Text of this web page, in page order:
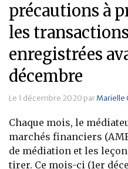
précautions à
les
enregistrées
décembre
Le 1 décembre 2020 parMarielle
Chaque mois, le
marchés financiers
de médiation et les
tirer. Ce mois-ci (1er